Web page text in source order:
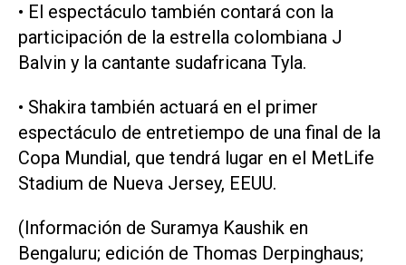
• El espectáculo también contará ⁠con la
participación de la estrella colombiana J
Balvin y la cantante sudafricana Tyla.
• Shakira también actuará en ‌el primer
espectáculo de entretiempo de una final de la
Copa Mundial, que tendrá ‌lugar en el MetLife
Stadium de Nueva Jersey, ‌EEUU.
(Información ⁠de Suramya Kaushik en
Bengaluru; ​edición de Thomas Derpinghaus;